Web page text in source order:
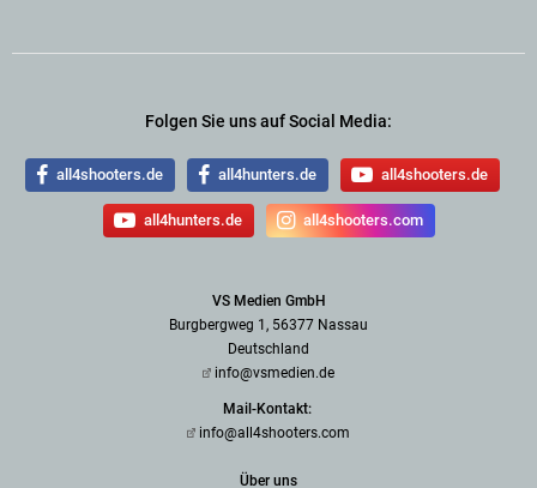
Folgen Sie uns auf Social Media:
all4shooters.de all4hunters.de all4shooters.de
all4hunters.de all4shooters.com
VS Medien GmbH
Burgbergweg 1, 56377 Nassau
Deutschland
info@vsmedien.de
Mail-Kontakt:
info@all4shooters.com
Über uns